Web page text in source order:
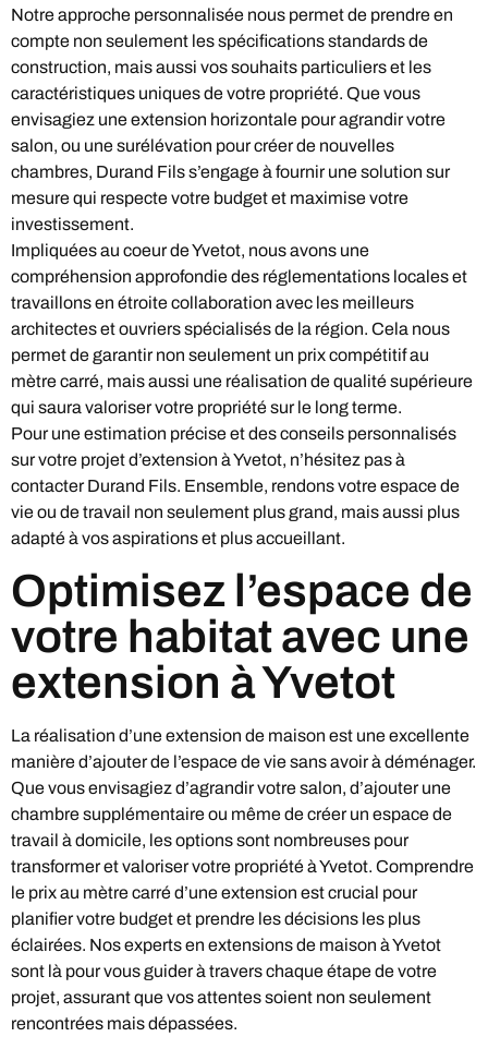
Notre approche personnalisée nous permet de prendre en
compte non seulement les spécifications standards de
construction, mais aussi vos souhaits particuliers et les
caractéristiques uniques de votre propriété. Que vous
envisagiez une extension horizontale pour agrandir votre
salon, ou une surélévation pour créer de nouvelles
chambres, Durand Fils s’engage à fournir une solution sur
mesure qui respecte votre budget et maximise votre
investissement.
Impliquées au coeur de Yvetot, nous avons une
compréhension approfondie des réglementations locales et
travaillons en étroite collaboration avec les meilleurs
architectes et ouvriers spécialisés de la région. Cela nous
permet de garantir non seulement un prix compétitif au
mètre carré, mais aussi une réalisation de qualité supérieure
qui saura valoriser votre propriété sur le long terme.
Pour une estimation précise et des conseils personnalisés
sur votre projet d’extension à Yvetot, n’hésitez pas à
contacter Durand Fils. Ensemble, rendons votre espace de
vie ou de travail non seulement plus grand, mais aussi plus
adapté à vos aspirations et plus accueillant.
Optimisez l’espace de
votre habitat avec une
extension à Yvetot
La réalisation d’une extension de maison est une excellente
manière d’ajouter de l’espace de vie sans avoir à déménager.
Que vous envisagiez d’agrandir votre salon, d’ajouter une
chambre supplémentaire ou même de créer un espace de
travail à domicile, les options sont nombreuses pour
transformer et valoriser votre propriété à Yvetot. Comprendre
le prix au mètre carré d’une extension est crucial pour
planifier votre budget et prendre les décisions les plus
éclairées. Nos experts en extensions de maison à Yvetot
sont là pour vous guider à travers chaque étape de votre
projet, assurant que vos attentes soient non seulement
rencontrées mais dépassées.